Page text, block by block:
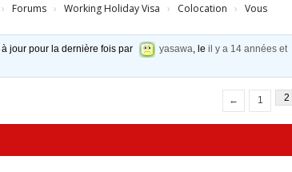
› Forums › Working Holiday Visa › Colocation › Vous
jour pour la dernière fois par yasawa, leil y a 14 années et
← 1 2